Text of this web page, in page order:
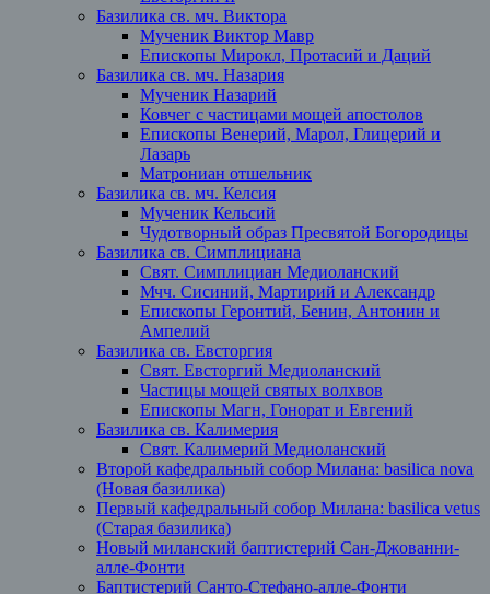
Базилика св. мч. Виктора
Мученик Виктор Мавр
Епископы Мирокл, Протасий и Даций
Базилика св. мч. Назария
Мученик Назарий
Ковчег с частицами мощей апостолов
Епископы Венерий, Марол, Глицерий и
Лазарь
Матрониан отшельник
Базилика св. мч. Келсия
Мученик Кельсий
Чудотворный образ Пресвятой Богородицы
Базилика св. Симплициана
Свят. Симплициан Медиоланский
Мчч. Сисиний, Мартирий и Александр
Епископы Геронтий, Бенин, Антонин и
Ампелий
Базилика св. Евсторгия
Свят. Евсторгий Медиоланский
Частицы мощей святых волхвов
Епископы Магн, Гонорат и Евгений
Базилика св. Калимерия
Свят. Калимерий Медиоланский
Второй кафедральный собор Милана: basilica nova
(Новая базилика)
Первый кафедральный собор Милана: basilica vetus
(Старая базилика)
Новый миланский баптистерий Сан-Джованни-
алле-Фонти
Баптистерий Санто-Стефано-алле-Фонти